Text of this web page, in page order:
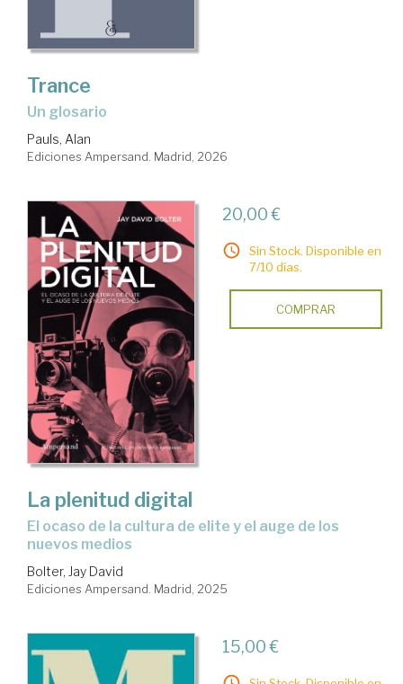
Trance
Un glosario
Pauls, Alan
Ediciones Ampersand. Madrid, 2026
20,00 €
Sin Stock. Disponible en
7/10 días.
COMPRAR
La plenitud digital
El ocaso de la cultura de elite y el auge de los
nuevos medios
Bolter, Jay David
Ediciones Ampersand. Madrid, 2025
15,00 €